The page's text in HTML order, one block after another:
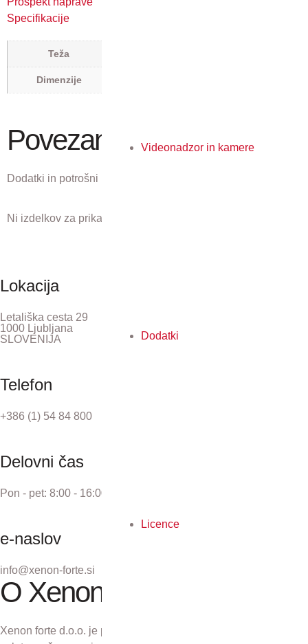
Videonadzor in kamere
Dodatki
Licence
Specifikacije
Teža
Dimenzije
Povezani izdelki
Dodatki in potrošni material, ki ustreza temu izdelku.
Ni izdelkov za prikaz.
Lokacija
Letališka cesta 29
1000 Ljubljana
SLOVENIJA
Telefon
+386 (1) 54 84 800
Delovni čas
Pon - pet: 8:00 - 16:00
e-naslov
info@xenon-forte.si
O Xenon forte
Xenon forte d.o.o. je podjetje z več kot 30-letno tradicijo. V